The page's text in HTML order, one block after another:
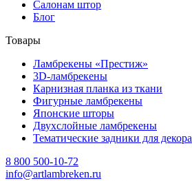
Салонам штор
Блог
Товары
Ламбрекены «Престиж»
3D-ламбрекены
Карнизная планка из ткани
Фигурные ламбрекены
Японские шторы
Двухслойные ламбрекены
Тематические задники для декора
8 800 500-10-72
info@artlambreken.ru